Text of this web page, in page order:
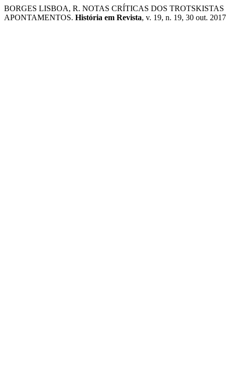
BORGES LISBOA, R. NOTAS CRÍTICAS DOS
APONTAMENTOS. História em Revista, v. 19, n. 19, 30 out.